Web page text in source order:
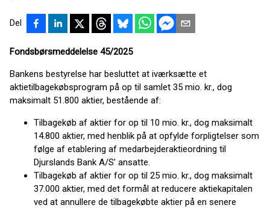
Del
Fondsbørsmeddelelse 45/2025
Bankens bestyrelse har besluttet at iværksætte et
aktietilbagekøbsprogram på op til samlet 35 mio. kr., dog
maksimalt 51.800 aktier, bestående af:
Tilbagekøb af aktier for op til 10 mio. kr., dog maksimalt
14.800 aktier, med henblik på at opfylde forpligtelser som
følge af etablering af medarbejderaktieordning til
Djurslands Bank A/S’ ansatte.
Tilbagekøb af aktier for op til 25 mio. kr., dog maksimalt
37.000 aktier, med det formål at reducere aktiekapitalen
ved at annullere de tilbagekøbte aktier på en senere